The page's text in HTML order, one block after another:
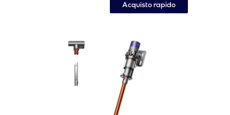
Acquisto rapido